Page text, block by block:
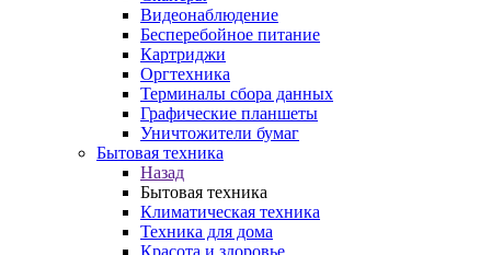
Видеонаблюдение
Бесперебойное питание
Картриджи
Оргтехника
Терминалы сбора данных
Графические планшеты
Уничтожители бумаг
Бытовая техника
Назад
Бытовая техника
Климатическая техника
Техника для дома
Красота и здоровье